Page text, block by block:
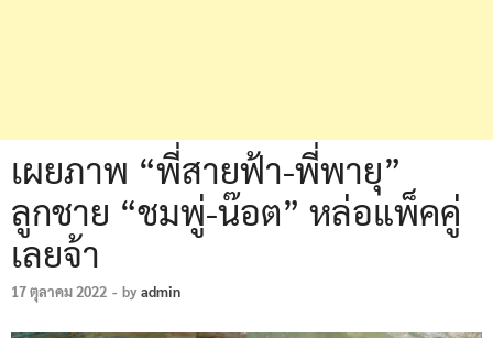
เผยภาพ “พี่สายฟ้า-พี่พายุ”
ลูกชาย “ชมพู่-น๊อต” หล่อแพ็คคู่
เลยจ้า
17 ตุลาคม 2022 - byadmin